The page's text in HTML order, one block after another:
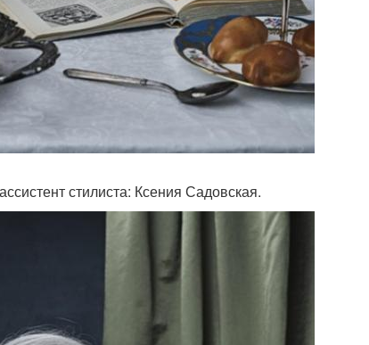
стилиста: Ксения Садовская.